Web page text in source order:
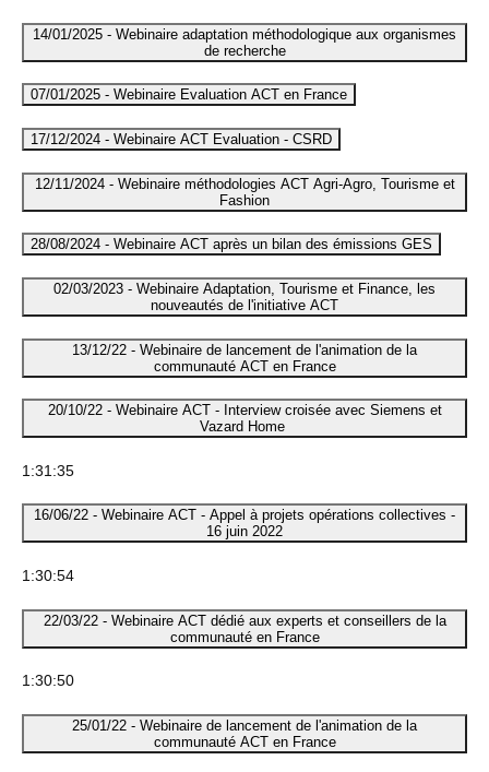
14/01/2025 - Webinaire adaptation méthodologique aux organismes
de recherche
07/01/2025 - Webinaire Evaluation ACT en France
17/12/2024 - Webinaire ACT Evaluation - CSRD
12/11/2024 - Webinaire méthodologies ACT Agri-Agro, Tourisme et
Fashion
28/08/2024 - Webinaire ACT après un bilan des émissions GES
02/03/2023 - Webinaire Adaptation, Tourisme et Finance, les
nouveautés de l'initiative ACT
13/12/22 - Webinaire de lancement de l'animation de la
communauté ACT en France
20/10/22 - Webinaire ACT - Interview croisée avec Siemens et
Vazard Home ​
1:31:35
16/06/22 - Webinaire ACT - Appel à projets opérations collectives -
16 juin 2022
1:30:54
22/03/22 - Webinaire ACT dédié aux experts et conseillers de la
communauté en France
1:30:50
25/01/22 - Webinaire de lancement de l'animation de la
communauté ACT en France